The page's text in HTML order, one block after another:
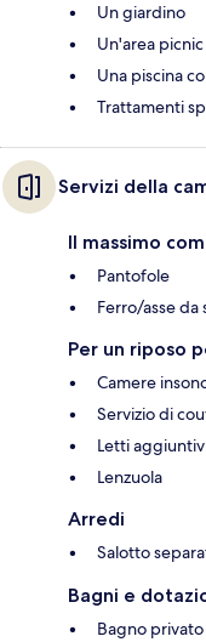
Un giardino
Un'area picnic
Una piscina
Trattamenti
Servizi della
Il massimo
Pantofole
Ferro/asse da
Per un riposo
Camere
Servizio di
Letti
Lenzuola
Arredi
Salotto
Bagni e
Bagno privato